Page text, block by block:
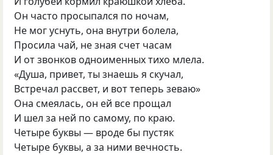
Он часто просыпался по ночам,
Не мог уснуть, она внутри болела,
Просила чай, не зная счет часам
И от звонков одноименных тихо млела.
«Душа, привет, ты знаешь я скучал,
Встречал рассвет, и вот теперь зеваю»
Она смеялась, он ей все прощал
И шел за ней по самому, по краю.
Четыре буквы — вроде бы пустяк
Четыре буквы, а за ними вечность.